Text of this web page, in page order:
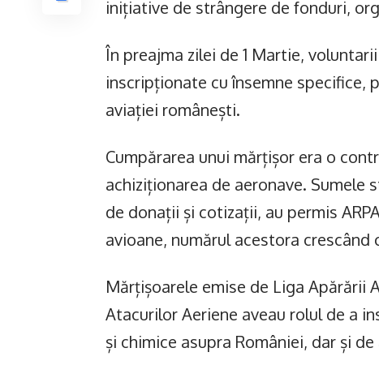
inițiative de strângere de fonduri,
În preajma zilei de 1 Martie,
inscripționate cu însemne
aviației românești.
Cumpărarea unui mărțișor era o
achiziționarea de aeronave. Sumele
de donații și cotizații, au permis
avioane, numărul acestora crescând
Mărțișoarele emise de Liga Apărării
Atacurilor Aeriene aveau rolul de a
și chimice asupra României, dar și